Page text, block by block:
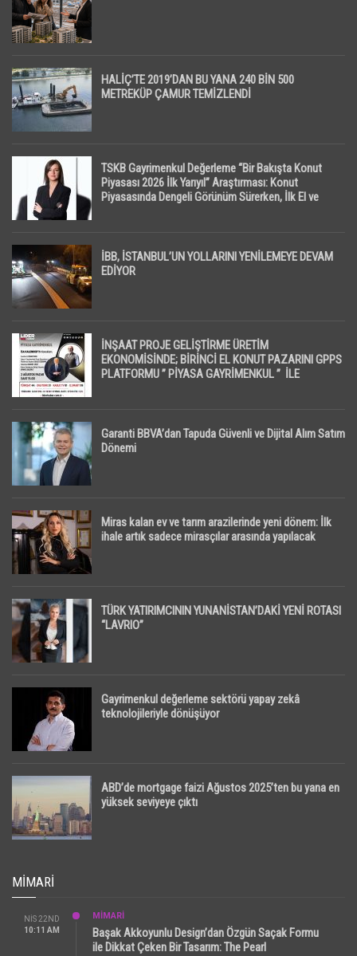
HALİÇ’TE 2019’DAN BU YANA 240 BİN 500
METREKÜP ÇAMUR TEMİZLENDİ
TSKB Gayrimenkul Değerleme “Bir Bakışta Konut
Piyasası 2026 İlk Yarıyıl” Araştırması: Konut
Piyasasında Dengeli Görünüm Sürerken, İlk El ve
İBB, İSTANBUL’UN YOLLARINI YENİLEMEYE DEVAM
EDİYOR
İNŞAAT PROJE GELİŞTİRME ÜRETİM
EKONOMİSİNDE; BİRİNCİ EL KONUT PAZARINI GPPS
PLATFORMU ” PİYASA GAYRİMENKUL ” İLE
Garanti BBVA’dan Tapuda Güvenli ve Dijital Alım Satım
Dönemi
Miras kalan ev ve tarım arazilerinde yeni dönem: İlk
ihale artık sadece mirasçılar arasında yapılacak
TÜRK YATIRIMCININ YUNANİSTAN’DAKİ YENİ ROTASI
“LAVRIO”
Gayrimenkul değerleme sektörü yapay zekâ
teknolojileriyle dönüşüyor
ABD’de mortgage faizi Ağustos 2025’ten bu yana en
yüksek seviyeye çıktı
MIMARI
NIS 22ND
10:11 AM
MİMARİ
Başak Akkoyunlu Design’dan Özgün Saçak Formu
ile Dikkat Çeken Bir Tasarım: The Pearl